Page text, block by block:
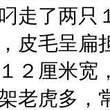
走了两只
皮毛呈扁
２厘米宽
老虎多，